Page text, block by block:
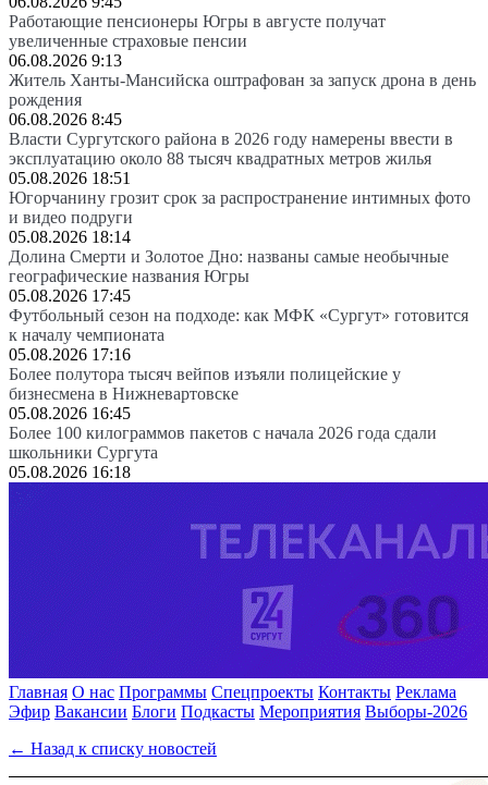
Работающие пенсионеры Югры в августе получат
увеличенные страховые пенсии
06.08.2026 9:13
Житель Ханты-Мансийска оштрафован за запуск дрона в день
рождения
06.08.2026 8:45
Власти Сургутского района в 2026 году намерены ввести в
эксплуатацию около 88 тысяч квадратных метров жилья
05.08.2026 18:51
Югорчанину грозит срок за распространение интимных фото
и видео подруги
05.08.2026 18:14
Долина Смерти и Золотое Дно: названы самые необычные
географические названия Югры
05.08.2026 17:45
Футбольный сезон на подходе: как МФК «Сургут» готовится
к началу чемпионата
05.08.2026 17:16
Более полутора тысяч вейпов изъяли полицейские у
бизнесмена в Нижневартовске
05.08.2026 16:45
Более 100 килограммов пакетов с начала 2026 года сдали
школьники Сургута
05.08.2026 16:18
Главная О нас Программы Спецпроекты Контакты Реклама
Эфир Вакансии Блоги Подкасты Мероприятия Выборы-2026
← Назад к списку новостей